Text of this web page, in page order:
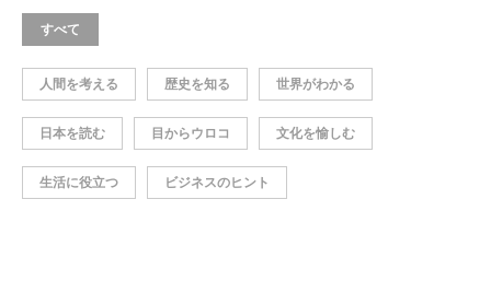
すべて
人間を考える 歴史を知る 世界がわかる
日本を読む 目からウロコ 文化を愉しむ
生活に役立つ ビジネスのヒント